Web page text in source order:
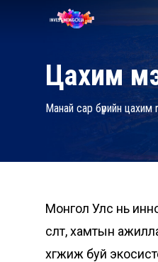
Цахим
Манай сар бүрийн цахим
Монгол Улс нь
өсөлт, хамтын
хөгжиж буй